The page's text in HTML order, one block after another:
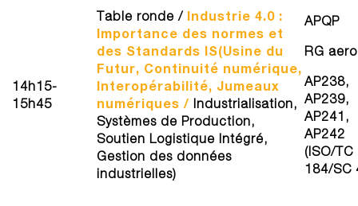
14h15-
15h45
Table ronde / Industrie 4.0 :
Importance des normes et
des Standards IS(Usine du
Futur, Continuité numérique,
Interopérabilité, Jumeaux
numériques / Industrialisation,
Systèmes de Production,
Soutien Logistique Intégré,
Gestion des données
industrielles)
APQP
RG
AP238,
AP239,
AP241,
AP242
(ISO/TC
184/SC